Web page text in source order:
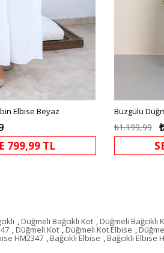
Elbise Beyaz
799,99 TL
Büzgülü
₺1.199,99
,Düğmeli Bağcıklı Kot ,Düğmeli Bağcıklı
,Düğmeli Kot ,Düğmeli Kot Elbise ,
HM2347 ,Bağcıklı Elbise ,Bağcıklı Elbise